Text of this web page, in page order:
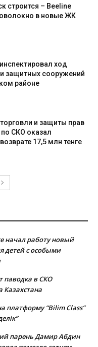
строится – Beeline
в новые ЖК
ход
защитных сооружений
районе
и защиты прав
по СКО оказал
17,5 млн тенге
начал работу новый
детей с особыми
в СКО
Казахстана
платформу “Bilim Class”
парень Дамир Абдин